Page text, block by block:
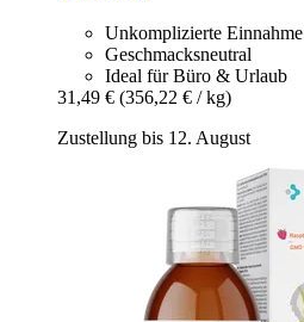
Unkomplizierte Einnahme
Geschmacksneutral
Ideal für Büro & Urlaub
31,49 € (356,22 € / kg)
Zustellung bis 12. August